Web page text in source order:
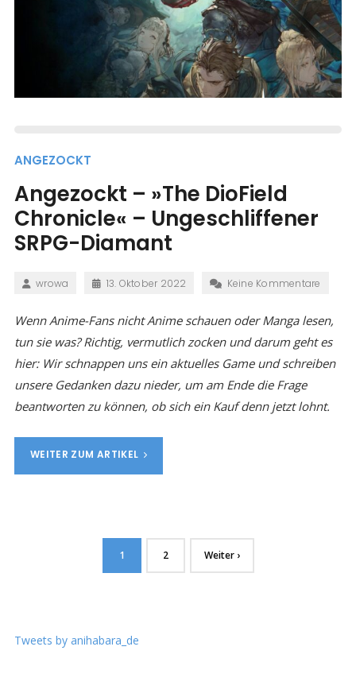
ANGEZOCKT
Angezockt – »The DioField
Chronicle« – Ungeschliffener
SRPG-Diamant
wrowa 13. Oktober 2022 Keine Kommentare
Wenn Anime-Fans nicht Anime schauen oder Manga lesen,
tun sie was? Richtig, vermutlich zocken und darum geht es
hier: Wir schnappen uns ein aktuelles Game und schreiben
unsere Gedanken dazu nieder, um am Ende die Frage
beantworten zu können, ob sich ein Kauf denn jetzt lohnt.
WEITER ZUM ARTIKEL
1 2 Weiter ›
Tweets by anihabara_de